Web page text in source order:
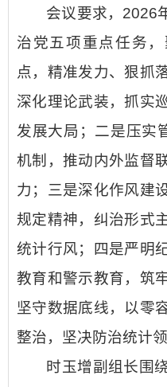
会议要求，2026
治党五项重点任务
点，精准发力、狠抓
深化理论武装，抓实
发展大局；二是压实
机制，推动内外监督
力；三是深化作风建
规定精神，纠治形式
统计行风；四是严明
教育和警示教育，筑
坚守数据底线，以零
整治，坚决防治统计
时玉增副组长围